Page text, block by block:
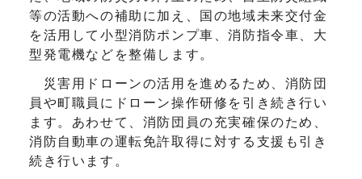
等の活動への補助に加え、国の地域未来交付金
を活用して小型消防ポンプ車、消防指令車、大
型発電機などを整備します。
災害用ドローンの活用を進めるため、消防団
員や町職員にドローン操作研修を引き続き行い
ます。あわせて、消防団員の充実確保のため、
消防自動車の運転免許取得に対する支援も引き
続き行います。